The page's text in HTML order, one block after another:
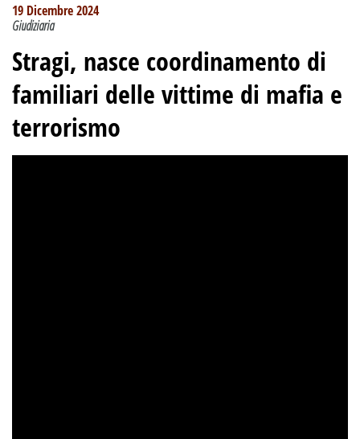
19 Dicembre 2024
Giudiziaria
Stragi, nasce coordinamento di
familiari delle vittime di mafia e
terrorismo